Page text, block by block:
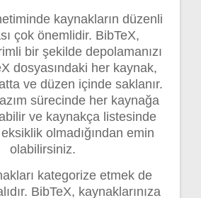
kaynakların düzenli
çok önemlidir. BibTeX,
bir şekilde depolamanızı
dosyasındaki her kaynak,
ve düzen içinde saklanır.
sürecinde her kaynağa
ve kaynakça listesinde
olmadığından emin
olabilirsiniz.
kategorize etmek de
BibTeX, kaynaklarınıza